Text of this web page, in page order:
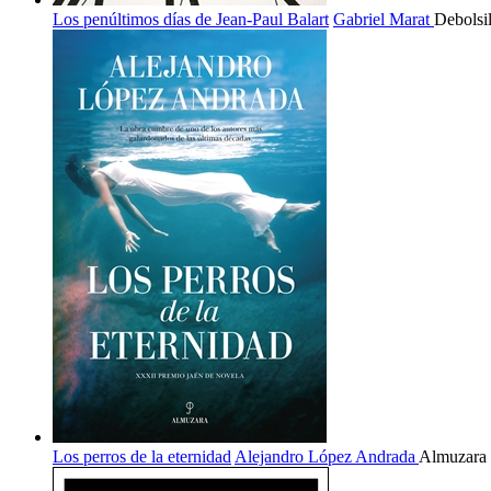
Los penúltimos días de Jean-Paul Balart Gabriel Marat
Los perros de la eternidad Alejandro López Andrada Almuzara